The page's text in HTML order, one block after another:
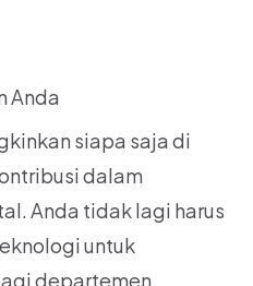
Anda
siapa saja di
dalam
Anda tidak lagi harus
untuk
departemen